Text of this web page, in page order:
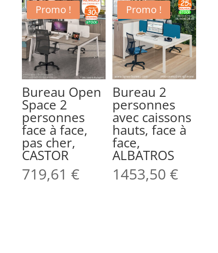
Promo !
Bureau Open
Space 2
personnes
face à face,
pas cher,
CASTOR
719,61 €
Promo !
Bureau 2
personnes
avec caissons
hauts, face à
face,
ALBATROS
1453,50€